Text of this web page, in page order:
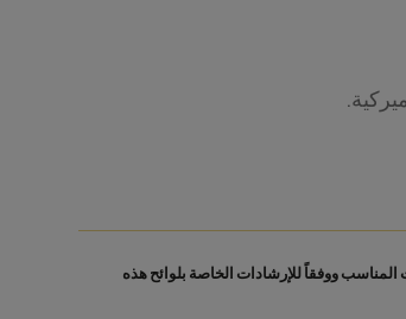
ووفقاً للإرشادات الخاصة بلوائح هذه